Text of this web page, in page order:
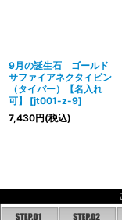
9月の誕生石 ゴールド
サファイアネクタイピン
（タイバー）【名入れ
可】
[jt001-z-9]
7,430円(税込)